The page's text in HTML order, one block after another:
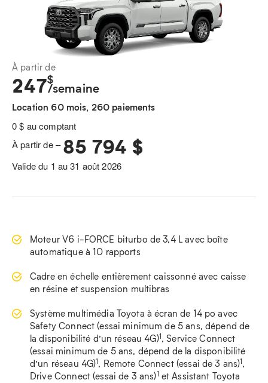
À partir de
247$
/semaine
Location 60 mois, 260 paiements
0 $ au comptant
À partir de –85 794 $
Valide du 1 au 31 août 2026
Moteur V6 i-FORCE biturbo de 3,4 L avec boîte
automatique à 10 rapports
Cadre en échelle entièrement caissonné avec caisse
en résine et suspension multibras
Système multimédia Toyota à écran de 14 po avec
Safety Connect (essai minimum de 5 ans, dépend de
la disponibilité d’un réseau 4G)1, Service Connect
(essai minimum de 5 ans, dépend de la disponibilité
d’un réseau 4G)1, Remote Connect (essai de 3 ans)1,
Drive Connect (essai de 3 ans)1 et Assistant Toyota